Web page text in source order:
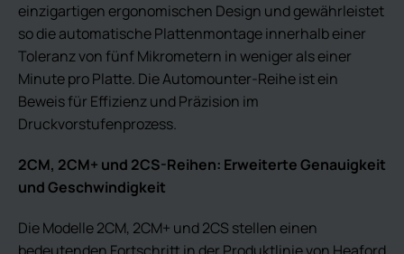
einzigartigen ergonomischen Design und gewährleistet
so die automatische Plattenmontage innerhalb einer
Toleranz von fünf Mikrometern in weniger als einer
Minute pro Platte. Die Automounter-Reihe ist ein
Beweis für Effizienz und Präzision im
Druckvorstufenprozess.
2CM, 2CM+ und 2CS-Reihen: Erweiterte Genauigkeit
und Geschwindigkeit
Die Modelle 2CM, 2CM+ und 2CS stellen einen